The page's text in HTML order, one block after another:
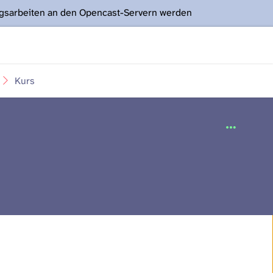
an den Opencast-Servern werden
Kurs